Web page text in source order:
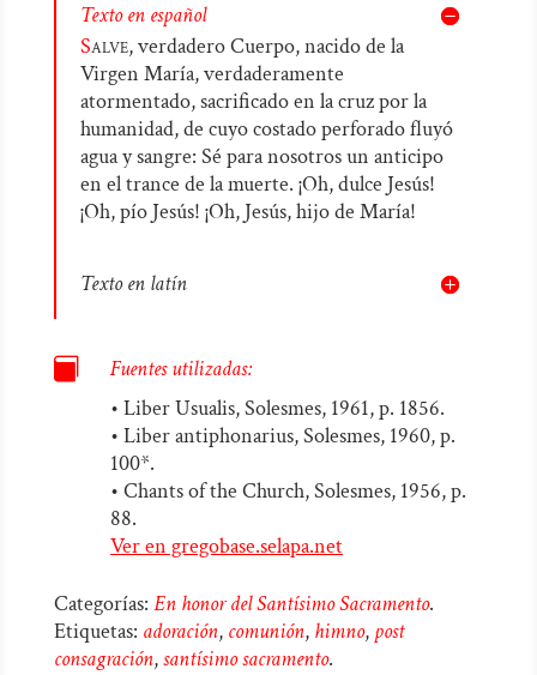
Texto en español
Salve,verdadero Cuerpo, nacido de la
Virgen María, verdaderamente
atormentado, sacrificado en la cruz por la
humanidad, de cuyo costado perforado fluyó
agua y sangre: Sé para nosotros un anticipo
en el trance de la muerte. ¡Oh, dulce Jesús!
¡Oh, pío Jesús! ¡Oh, Jesús, hijo de María!
Texto en latín

Fuentes utilizadas:
• Liber Usualis, Solesmes, 1961, p. 1856.
• Liber antiphonarius, Solesmes, 1960, p.
100*.
• Chants of the Church, Solesmes, 1956, p.
88.
Ver en gregobase.selapa.net
Categorías: En honor del Santísimo Sacramento.
Etiquetas: adoración, comunión, himno, post
consagración,santísimo sacramento.